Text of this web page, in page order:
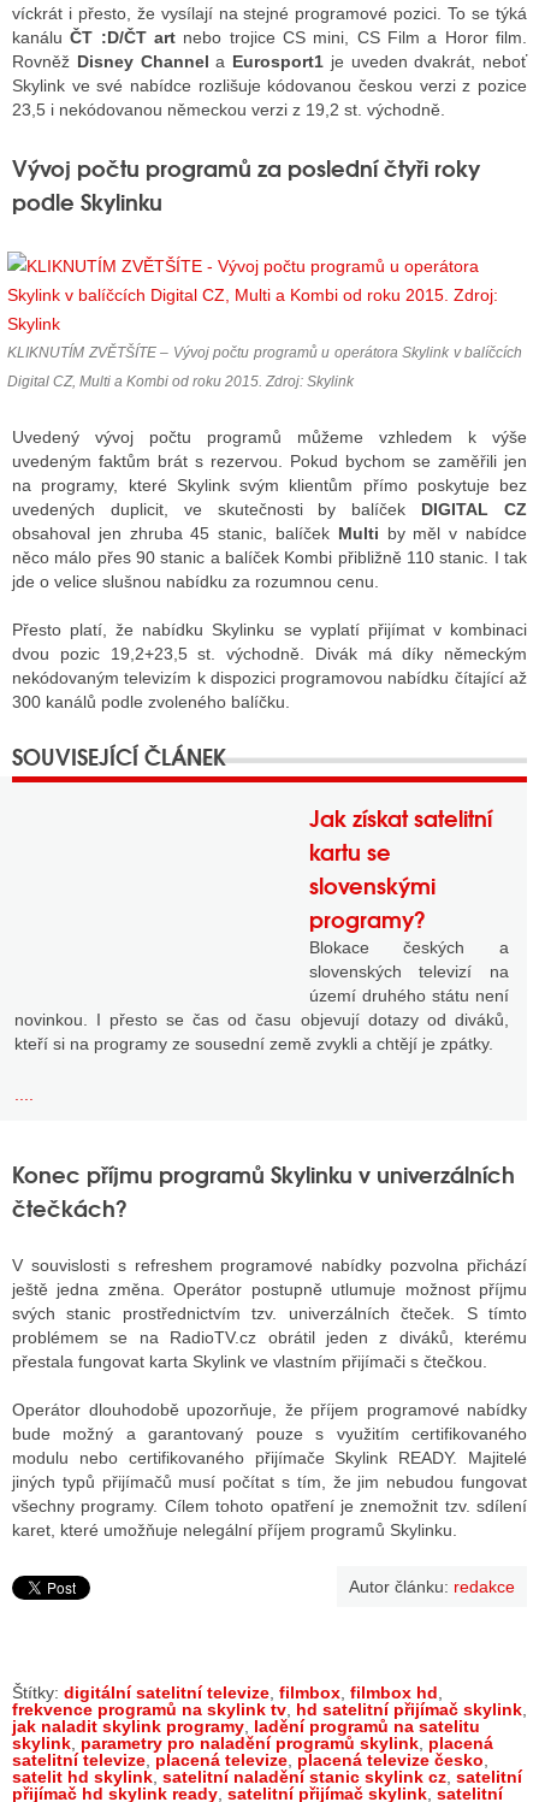
víckrát i přesto, že vysílají na stejné programové pozici. To se týká
kanáluČT :D/ČT art nebo trojice CS mini, CS Film a Horor film.
Rovněž Disney Channel a Eurosport1 je uveden dvakrát, neboť
Skylink ve své nabídce rozlišuje kódovanou českou verzi z pozice
23,5 i nekódovanou německou verzi z 19,2 st. východně.
Vývoj počtu programů za poslední čtyři roky
podle Skylinku
KLIKNUTÍM ZVĚTŠÍTE – Vývoj počtu programů u operátora Skylink v balíčcích
Digital CZ, Multi a Kombi od roku 2015. Zdroj: Skylink
Uvedený vývoj počtu programů můžeme vzhledem k výše
uvedeným faktům brát s rezervou. Pokud bychom se zaměřili jen
na programy, které Skylink svým klientům přímo poskytuje bez
uvedených duplicit, ve skutečnosti by balíček DIGITAL CZ
obsahoval jen zhruba 45 stanic, balíček Multi by měl v nabídce
něco málo přes 90 stanic a balíček Kombi přibližně 110 stanic. I tak
jde o velice slušnou nabídku za rozumnou cenu.
Přesto platí, že nabídku Skylinku se vyplatí přijímat v kombinaci
dvou pozic 19,2+23,5 st. východně. Divák má díky německým
nekódovaným televizím k dispozici programovou nabídku čítající až
300 kanálů podle zvoleného balíčku.
Jak získat satelitní
kartu se
slovenskými
programy?
Blokace českých a
slovenských televizí na
území druhého státu není
novinkou. I přesto se čas od času objevují dotazy od diváků,
kteří si na programy ze sousední země zvykli a chtějí je zpátky.
Konec příjmu programů Skylinku v univerzálních
čtečkách?
V souvislosti s refreshem programové nabídky pozvolna přichází
ještě jedna změna. Operátor postupně utlumuje možnost příjmu
svých stanic prostřednictvím tzv. univerzálních čteček. S tímto
problémem se na RadioTV.cz obrátil jeden z diváků, kterému
přestala fungovat karta Skylink ve vlastním přijímači s čtečkou.
Operátor dlouhodobě upozorňuje, že příjem programové nabídky
bude možný a garantovaný pouze s využitím certifikovaného
modulu nebo certifikovaného přijímače Skylink READY. Majitelé
jiných typů přijímačů musí počítat s tím, že jim nebudou fungovat
všechny programy. Cílem tohoto opatření je znemožnit tzv. sdílení
karet, které umožňuje nelegální příjem programů Skylinku.
Autor článku: redakce
Štítky: digitální satelitní televize filmbox filmbox hd
frekvence programů na skylink tv hd satelitní přijímač skylink
jak naladit skylink programy ladění programů na satelitu
skylink parametry pro naladění programů skylink placená
satelitní televize placená televize placená televize česko
satelit hd skylink satelitní naladění stanic skylink cz satelitní
přijímač hd skylink ready satelitní přijímač skylink satelitní